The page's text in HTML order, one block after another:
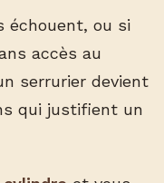
échouent, ou si
accès au
serrurier devient
qui justifient un